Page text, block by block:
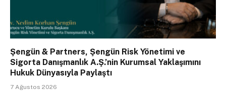
Şengün & Partners, Şengün Risk Yönetimi ve
Sigorta Danışmanlık A.Ş.’nin Kurumsal Yaklaşımını
Hukuk Dünyasıyla Paylaştı
7 Ağustos 2026